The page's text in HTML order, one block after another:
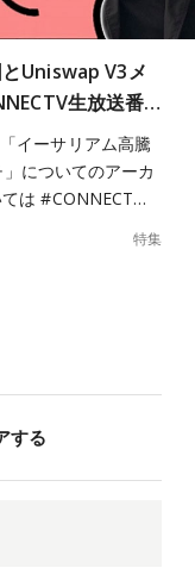
とUniswap V3メ
生放送番…
イーサリアム高騰
についてのアーカ
は #CONNECT…
特集
する